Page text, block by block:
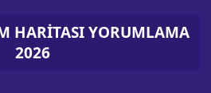
HARİTASI YORUMLAMA
2026